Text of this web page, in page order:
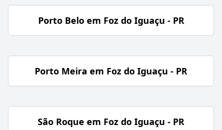
Porto Belo em Foz do Iguaçu - PR
Porto Meira em Foz do Iguaçu - PR
São Roque em Foz do Iguaçu - PR